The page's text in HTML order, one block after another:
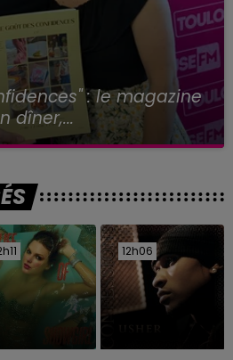
: le magazine
dîner,...
12h06
12h06